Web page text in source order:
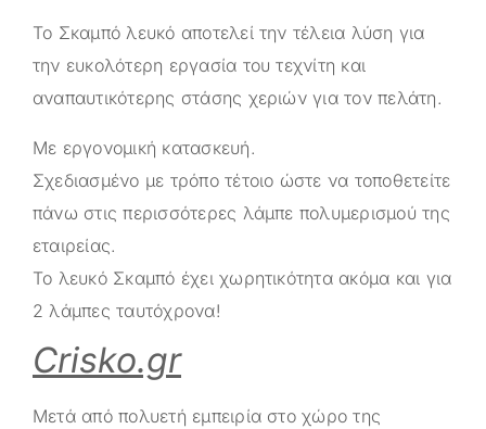
Το Σκαμπό λευκό αποτελεί την τέλεια λύση για
την ευκολότερη εργασία του τεχνίτη και
αναπαυτικότερης στάσης χεριών για τον πελάτη.
Με εργονομική κατασκευή.
Σχεδιασμένο με τρόπο τέτοιο ώστε να τοποθετείτε
πάνω στις περισσότερες λάμπε πολυμερισμού της
εταιρείας.
Το λευκό Σκαμπό έχει χωρητικότητα ακόμα και για
2 λάμπες ταυτόχρονα!
Crisko.gr
Μετά από πολυετή εμπειρία στο χώρο της